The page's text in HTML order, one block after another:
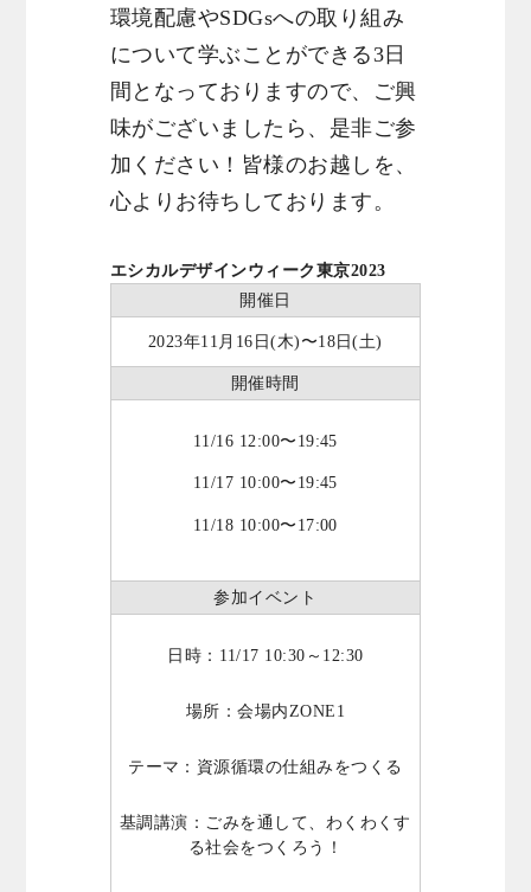
環境配慮やSDGsへの取り組み
について学ぶことができる3日
間となっておりますので、ご興
味がございましたら、是非ご参
加ください！皆様のお越しを、
心よりお待ちしております。
エシカルデザインウィーク東京2023
開催日
2023年11月16日(木)〜18日(土)
開催時間
11/16 12:00〜19:45
11/17 10:00〜19:45
11/18 10:00〜17:00
参加イベント
日時：11/17 10:30～12:30
場所：会場内ZONE1
テーマ：資源循環の仕組みをつくる
基調講演：ごみを通して、わくわくす
る社会をつくろう！